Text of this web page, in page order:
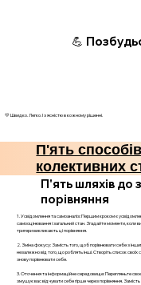
💪
💛 Швидко. Легко. І з ясністю в кожному рішенні.
П'ять
колективних
П'ять шляхів до
порівняння
1. Усвідомлення та самоаналіз: Першим кроком є
самооцінювання і загальний стан. Згадайте моменти, коли
тригери викликають ці порівняння.
2. Зміна фокусу: Замість того, щоб порівнювати себе з
незалежно від того, що роблять інші. Створіть список
знову порівнювати себе.
3. Оточення та інформаційне середовище: Перегляньте
змушує вас відчувати себе гірше через порівняння.